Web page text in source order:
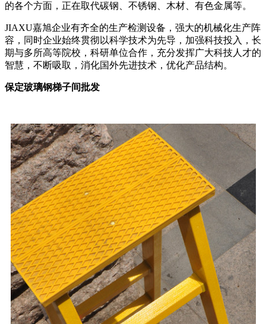
的各个方面，正在取代碳钢、不锈钢、木材、有色金属等。
JIAXU嘉旭企业有齐全的生产检测设备，强大的机械化生产阵
容，同时企业始终贯彻以科学技术为先导，加强科技投入，长
期与多所高等院校，科研单位合作，充分发挥广大科技人才的
智慧，不断吸取，消化国外先进技术，优化产品结构。
保定玻璃钢梯子间批发